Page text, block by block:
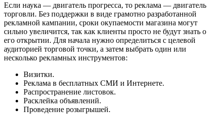
Если наука — двигатель прогресса, то реклама — двигатель
торговли. Без поддержки в виде грамотно разработанной
рекламной кампании, сроки окупаемости магазина могут
сильно увеличится, так как клиенты просто не будут знать о
его открытии. Для начала нужно определиться с целевой
аудиторией торговой точки, а затем выбрать один или
несколько рекламных инструментов:
Визитки.
Реклама в бесплатных СМИ и Интернете.
Распространение листовок.
Расклейка объявлений.
Проведение розыгрышей.